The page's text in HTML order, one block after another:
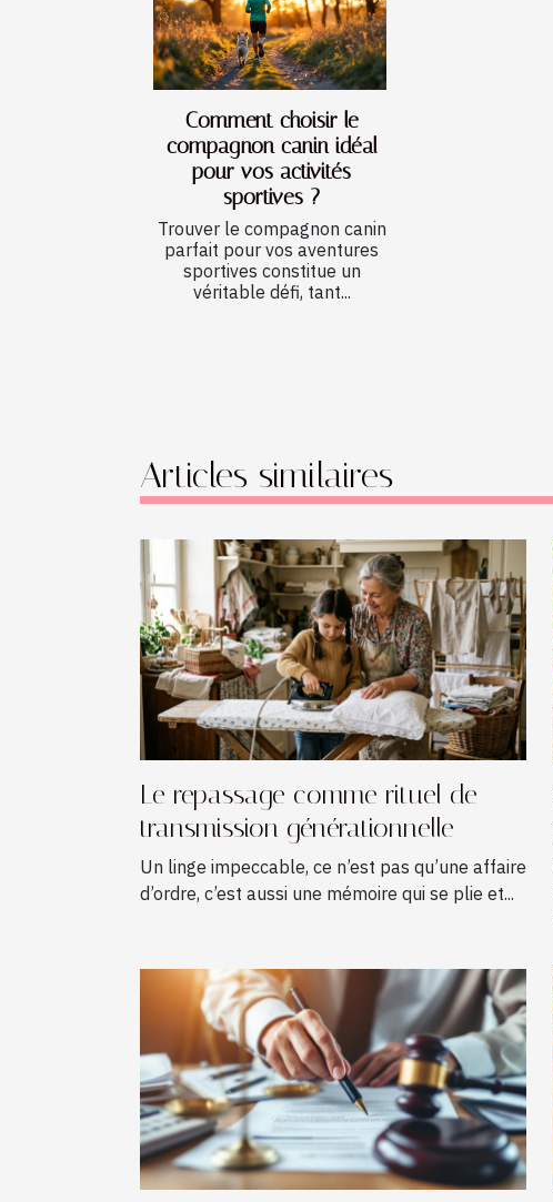
Comment choisir le
compagnon canin idéal
pour vos activités
sportives ?
Trouver le compagnon canin
parfait pour vos aventures
sportives constitue un
véritable défi, tant...
Articles similaires
Le repassage comme rituel de
transmission générationnelle
Un linge impeccable, ce n’est pas qu’une affaire
d’ordre, c’est aussi une mémoire qui se plie et...